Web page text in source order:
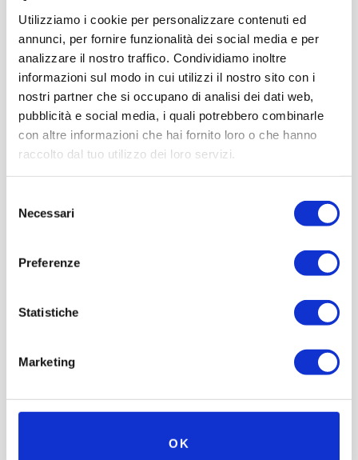
Utilizziamo i cookie per personalizzare contenuti ed
annunci, per fornire funzionalità dei social media e per
analizzare il nostro traffico. Condividiamo inoltre
informazioni sul modo in cui utilizzi il nostro sito con i
nostri partner che si occupano di analisi dei dati web,
pubblicità e social media, i quali potrebbero combinarle
con altre informazioni che hai fornito loro o che hanno
raccolto dal tuo utilizzo dei loro servizi.
delNecessari
Preferenze
Statistiche
Marketing
OK
istituzionali – siti web, social media, infopoint – e a
promuovere iniziative congiunte a sostegno della cultura
locale.
COMUNE DI VILLAFRANCA DI VERONA, Assessorato alla
Cultura
in foto Silvia Nicolis con il Sindaco di Villafranca Roberto
Luca Dall'Oca e l'Assessore alla Cultura Claudia Barbera.
Mostra, Cineteca di Bologna
Pallone Autografato, Scudetto
Hellas Verona, 1984/85